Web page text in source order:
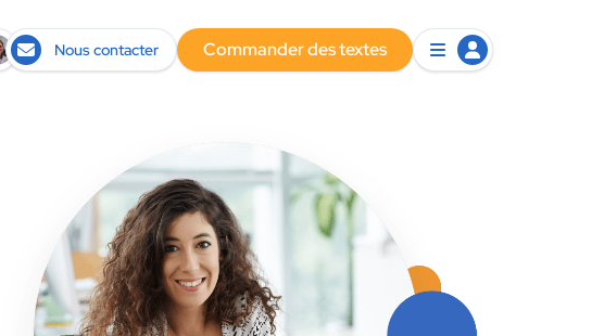
Nous contacter Commander des textes